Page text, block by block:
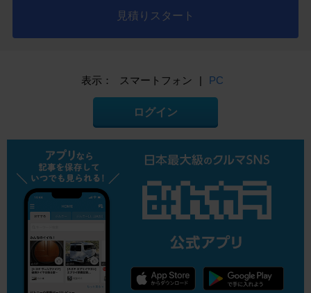
見積りスタート
表示： スマートフォン | PC
ログイン